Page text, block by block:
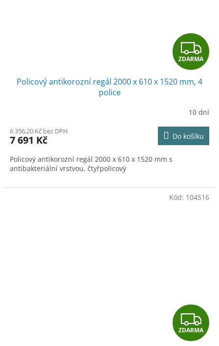
Z
D
A
R
M
A
ZDARMA
Policový antikorozní regál 2000 x 610 x 1520 mm, 4
police
10 dní
6 356,20 Kč bez DPH
7 691 Kč Do košíku
Policový antikorozní regál 2000 x 610 x 1520 mm s
antibakteriální vrstvou, čtyřpolicový
Z
D
ZDARMA
Kód: 104516